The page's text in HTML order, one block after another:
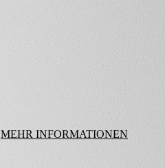
MEHR INFORMATIONEN